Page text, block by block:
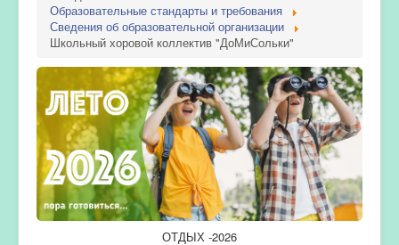
Образовательные стандарты и требования
Сведения об образовательной организации
Школьный хоровой коллектив "ДоМиСольки"
ОТДЫХ -2026